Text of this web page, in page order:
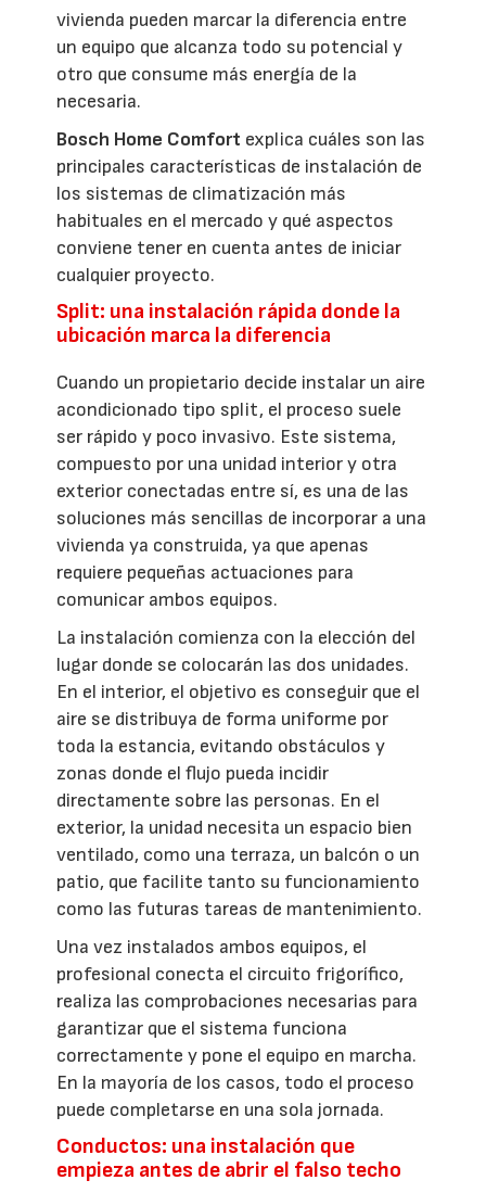
vivienda pueden marcar la diferencia entre
un equipo que alcanza todo su potencial y
otro que consume más energía de la
necesaria.
Bosch Home Comfort explica cuáles son las
principales características de instalación de
los sistemas de climatización más
habituales en el mercado y qué aspectos
conviene tener en cuenta antes de iniciar
cualquier proyecto.
Split: una instalación rápida donde la
ubicación marca la diferencia
Cuando un propietario decide instalar un aire
acondicionado tipo split, el proceso suele
ser rápido y poco invasivo. Este sistema,
compuesto por una unidad interior y otra
exterior conectadas entre sí, es una de las
soluciones más sencillas de incorporar a una
vivienda ya construida, ya que apenas
requiere pequeñas actuaciones para
comunicar ambos equipos.
La instalación comienza con la elección del
lugar donde se colocarán las dos unidades.
En el interior, el objetivo es conseguir que el
aire se distribuya de forma uniforme por
toda la estancia, evitando obstáculos y
zonas donde el flujo pueda incidir
directamente sobre las personas. En el
exterior, la unidad necesita un espacio bien
ventilado, como una terraza, un balcón o un
patio, que facilite tanto su funcionamiento
como las futuras tareas de mantenimiento.
Una vez instalados ambos equipos, el
profesional conecta el circuito frigorífico,
realiza las comprobaciones necesarias para
garantizar que el sistema funciona
correctamente y pone el equipo en marcha.
En la mayoría de los casos, todo el proceso
puede completarse en una sola jornada.
Conductos: una instalación que
empieza antes de abrir el falso techo